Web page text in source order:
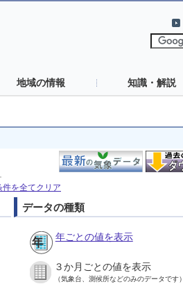
地域の情報 知識・解説
件を全てクリア
データの種類
年ごとの値を表示
３か月ごとの値を表示
（気象台、測候所などのみのデータです）